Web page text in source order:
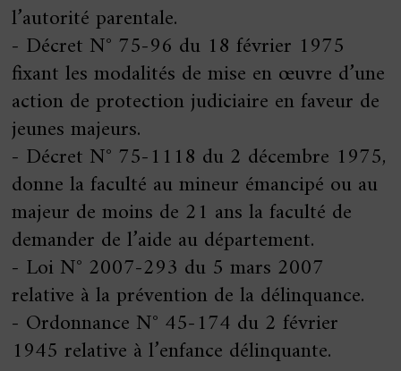
l’autorité parentale.
- Décret N° 75-96 du 18 février 1975
fixant les modalités de mise en œuvre d’une
action de protection judiciaire en faveur de
jeunes majeurs.
- Décret N° 75-1118 du 2 décembre 1975,
donne la faculté au mineur émancipé ou au
majeur de moins de 21 ans la faculté de
demander de l’aide au département.
- Loi N° 2007-293 du 5 mars 2007
relative à la prévention de la délinquance.
- Ordonnance N° 45-174 du 2 février
1945 relative à l’enfance délinquante.